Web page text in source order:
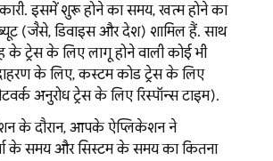
इसमें शुरू होने का समय, खत्म होने का
(जैसे, डिवाइस और देश) शामिल हैं. साथ
के ट्रेस के लिए लागू होने वाली कोई भी
के लिए, कस्टम कोड ट्रेस के लिए
अनुरोध ट्रेस के लिए रिस्पॉन्स टाइम).
के दौरान, आपके ऐप्लिकेशन ने
के समय और सिस्टम के समय का कितना